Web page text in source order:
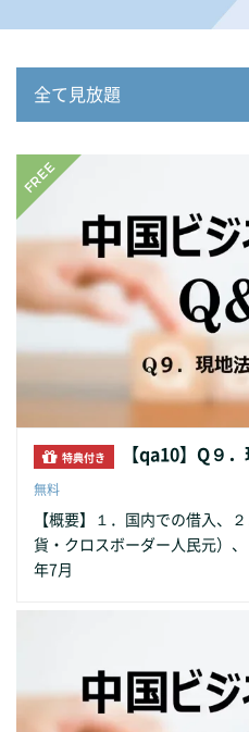
全て見放題
特典付き 【qa10】Q９
無料
【概要】１．国内での借入、
貨・クロスボーダー人民元）
年7月